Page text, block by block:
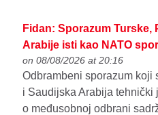
Fidan: Sporazum Turske,
Arabije isti kao NATO
on 08/08/2026 at 20:16
Odbrambeni sporazum koji
i Saudijska Arabija tehnički
o međusobnoj odbrani